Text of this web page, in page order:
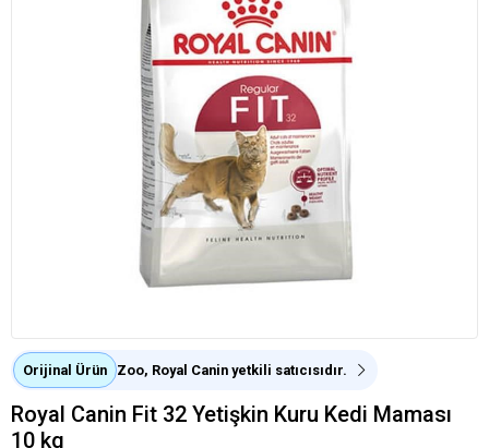
Orijinal Ürün Zoo, Royal Canin yetkili satıcısıdır.
Royal Canin Fit 32 Yetişkin Kuru Kedi Maması
10 kg